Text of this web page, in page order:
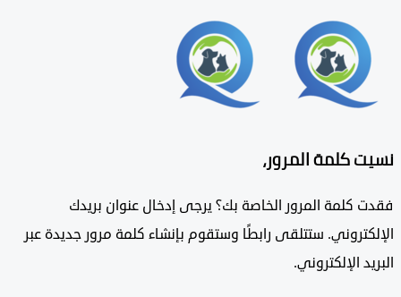
كلمة المرور،
كلمة المرور الخاصة بك؟ يرجى إدخال عنوان بريدك
ستتلقى رابطًا وستقوم بإنشاء كلمة مرور جديدة عبر
الإلكتروني.